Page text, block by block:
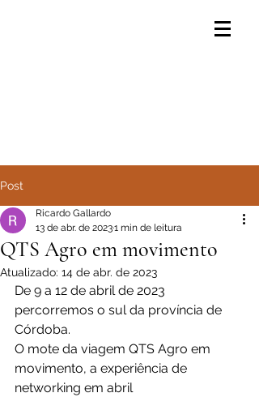
Post
QTS Agro em movimento
Ricardo Gallardo
13 de abr. de 20231 min de leitura
Atualizado: 14 de abr. de 2023
De 9 a 12 de abril de 2023
percorremos o sul da província de
Córdoba.
O mote da viagem QTS Agro em
movimento, a experiência de
networking em abril